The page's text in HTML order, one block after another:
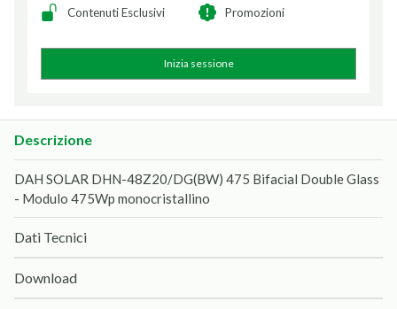
Contenuti Esclusivi
Promozioni
Inizia sessione
Descrizione
DAH SOLAR DHN-48Z20/DG(BW) 475 Bifacial Double Glass
- Modulo 475Wp monocristallino
Dati Tecnici
Download